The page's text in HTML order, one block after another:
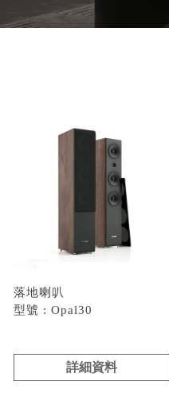
落地喇叭
型號 : Opal30
詳細資料